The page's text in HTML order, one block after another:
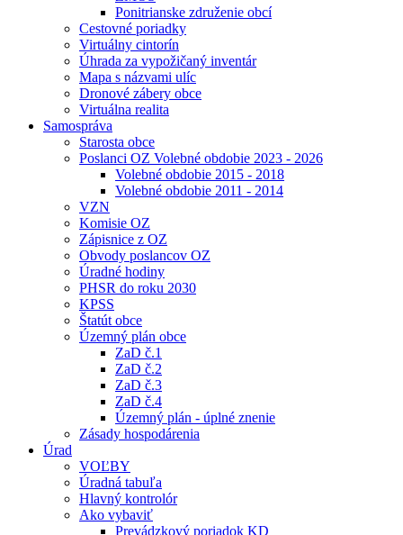
Ponitrianske združenie obcí
Cestovné poriadky
Virtuálny cintorín
Úhrada za vypožičaný inventár
Mapa s názvami ulíc
Dronové zábery obce
Virtuálna realita
Samospráva
Starosta obce
Poslanci OZ Volebné obdobie 2023 - 2026
Volebné obdobie 2015 - 2018
Volebné obdobie 2011 - 2014
VZN
Komisie OZ
Zápisnice z OZ
Obvody poslancov OZ
Úradné hodiny
PHSR do roku 2030
KPSS
Štatút obce
Územný plán obce
ZaD č.1
ZaD č.2
ZaD č.3
ZaD č.4
Územný plán - úplné znenie
Zásady hospodárenia
Úrad
VOĽBY
Úradná tabuľa
Hlavný kontrolór
Ako vybaviť
Prevádzkový poriadok KD